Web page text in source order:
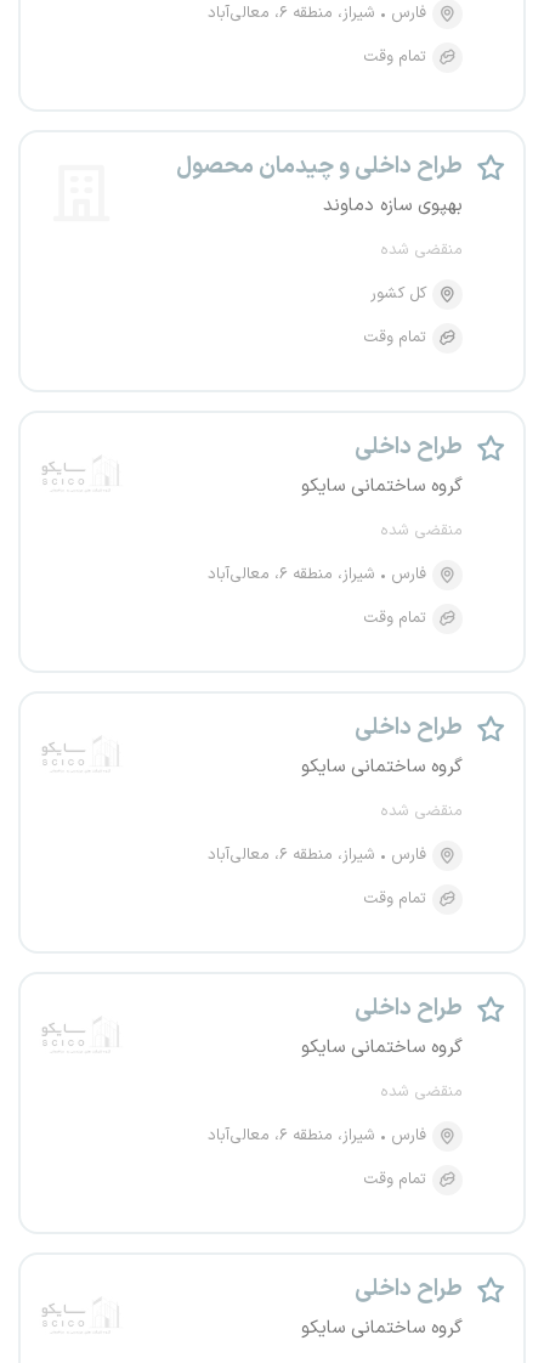
فارس
شیراز، منطقه ۶، معالی‌آباد
تمام وقت
طراح داخلی و چیدمان محصول
بهپوی سازه دماوند
منقضی شده
کل کشور
تمام وقت
طراح داخلی
گروه ساختمانی سایکو
منقضی شده
فارس
شیراز، منطقه ۶، معالی‌آباد
تمام وقت
طراح داخلی
گروه ساختمانی سایکو
منقضی شده
فارس
شیراز، منطقه ۶، معالی‌آباد
تمام وقت
طراح داخلی
گروه ساختمانی سایکو
منقضی شده
فارس
شیراز، منطقه ۶، معالی‌آباد
تمام وقت
طراح داخلی
گروه ساختمانی سایکو